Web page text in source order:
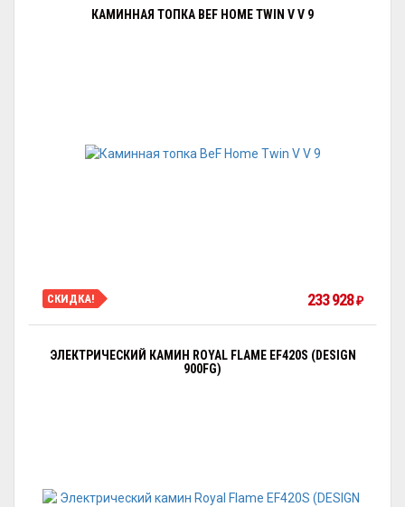
КАМИННАЯ ТОПКА BEF HOME TWIN V V 9
СКИДКА! 233 928₽
ЭЛЕКТРИЧЕСКИЙ КАМИН ROYAL FLAME EF420S (DESIGN
900FG)